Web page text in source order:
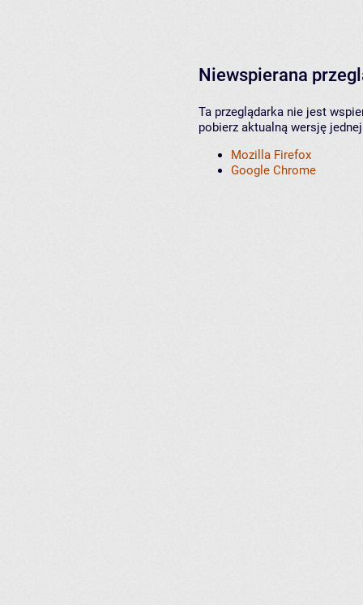
Niewspierana
Ta przeglądarka nie jest
pobierz aktualną wersję
Mozilla Firefox
Google Chrome